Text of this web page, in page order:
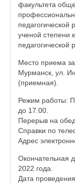
факультета
ученой степени
педагогической
Место приема
Мурманск, ул.
(приемная).
Режим работы:
до 17.00.
Перерыв на
Справки по
Адрес
Окончательная
2022 года.
Дата